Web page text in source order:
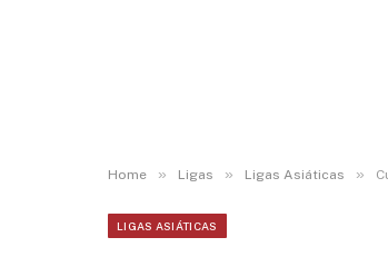
Home » Ligas » Ligas Asiáticas »
LIGAS ASIÁTICAS